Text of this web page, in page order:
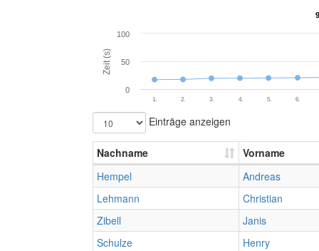
Zeit (s)
1. 2. 3. 4. 5. 6.
0
50
100
Einträge anzeigen
Nachname
Vorname
Hempel
Andreas
Lehmann
Christian
Zibell
Janis
Schulze
Henry